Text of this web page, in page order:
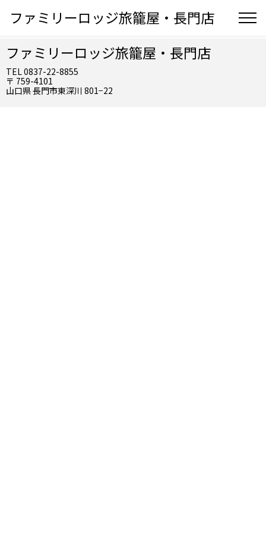
ファミリーロッジ旅籠屋・長門店
ファミリーロッジ旅籠屋・長門店
TEL 0837-22-8855
〒 759-4101
山口県 長門市東深川 801−22